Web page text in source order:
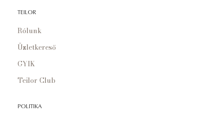
TEILOR
Rólunk
Üzletkereső
GYIK
Teilor Club
POLITIKA